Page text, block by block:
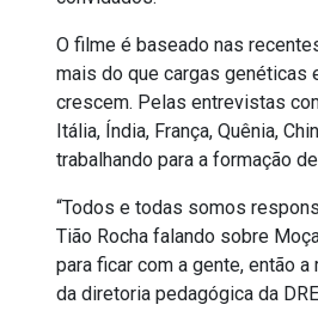
O filme é baseado nas
mais do que cargas genéticas
crescem. Pelas entrevistas
Itália, Índia, França, Quênia,
trabalhando para a formação
“Todos e todas somos
Tião Rocha falando sobre
para ficar com a gente, então
da diretoria pedagógica da